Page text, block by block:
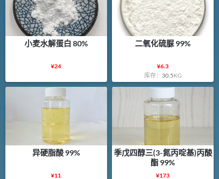
小麦水解蛋白 80%
¥24
二氧化硫脲 99%
¥6.3
库存： 30.5KG
异硬脂酸 99%
¥11
季戊四醇三(3-氮丙啶基)丙酸
酯 99%
¥173